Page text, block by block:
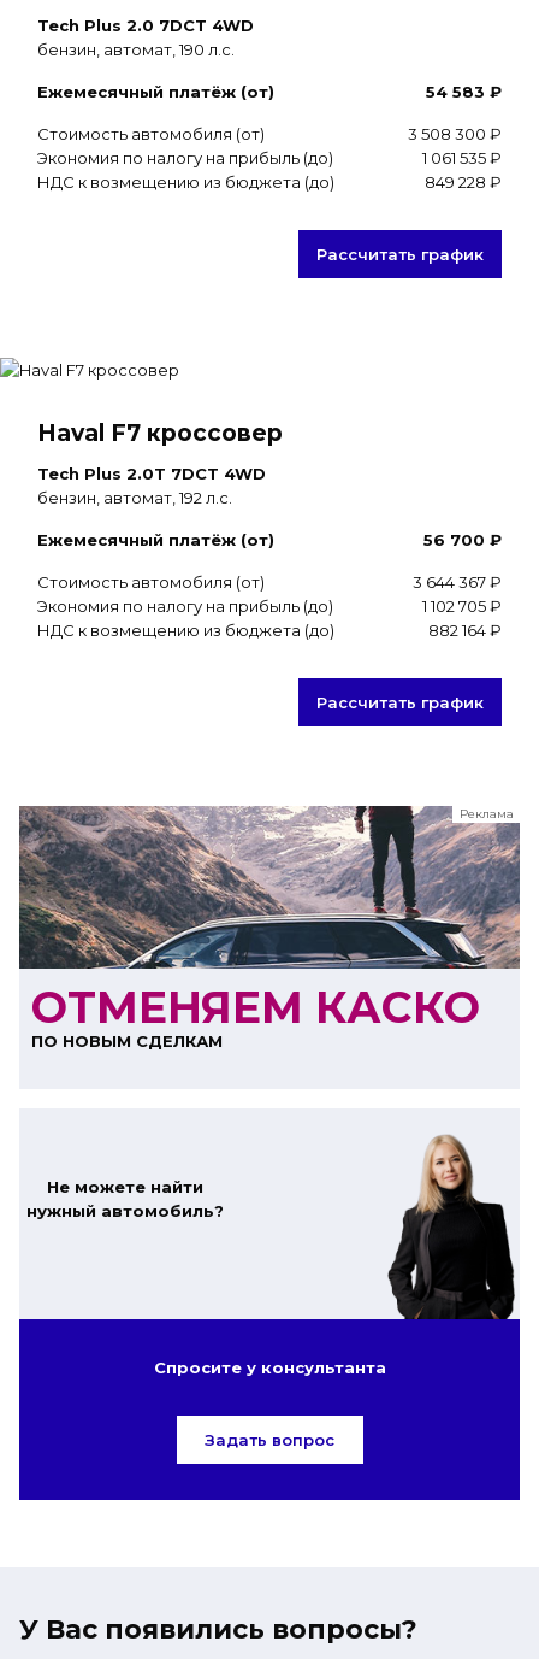
Tech Plus 2.0 7DCT 4WD
бензин, автомат, 190 л.с.
Ежемесячный платёж (от) 54 583 ₽
Стоимость автомобиля (от)
3 508 300 ₽
Экономия по налогу на прибыль (до)
1 061 535 ₽
НДС к возмещению из бюджета (до)
849 228 ₽
Рассчитать график
Haval F7 кроссовер
Tech Plus 2.0T 7DCT 4WD
бензин, автомат, 192 л.с.
Ежемесячный платёж (от) 56 700 ₽
Стоимость автомобиля (от)
3 644 367 ₽
Экономия по налогу на прибыль (до)
1 102 705 ₽
НДС к возмещению из бюджета (до)
882 164 ₽
Рассчитать график
Реклама
ООО "ЛК Эволюция"
ИНН 9724016636
erid: nyi26TK8Sykg5SPCgA2w5MdVpLC2ggii
ОТМЕНЯЕМ КАСКО
ПО НОВЫМ СДЕЛКАМ
Не можете найти
нужный автомобиль?
Спросите у консультанта
Задать вопрос
У Вас появились вопросы?